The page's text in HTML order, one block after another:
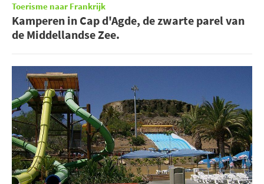
Toerisme naar Frankrijk
Kamperen in Cap d'Agde, de zwarte parel van
de Middellandse Zee.